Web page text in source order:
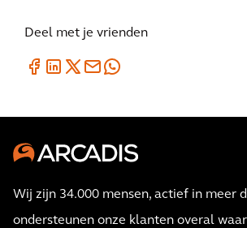
Deel met je vrienden
Wij zijn 34.000 mensen, actief in meer
ondersteunen onze klanten overal